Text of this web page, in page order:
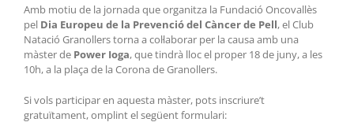
Amb motiu de la jornada que organitza la Fundació Oncovallès
pel Dia Europeu de la Prevenció del Càncer de Pell, el Club
Natació Granollers torna a col·laborar per la causa amb una
màster de Power Ioga, que tindrà lloc el proper 18 de juny, a les
10h, a la plaça de la Corona de Granollers.
Si vols participar en aquesta màster, pots inscriure’t
gratuïtament, omplint el següent formulari: